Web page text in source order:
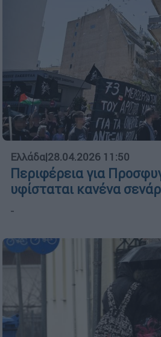
Ελλάδα|28.04.2026 11:50
Περιφέρεια για
υφίσταται κανένα
-